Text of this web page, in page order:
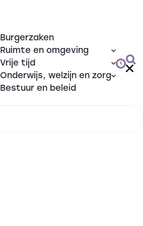
Burgerzaken
Ruimte en omgeving
Vrije tijd
Onderwijs, welzijn en zorg
Bestuur en beleid